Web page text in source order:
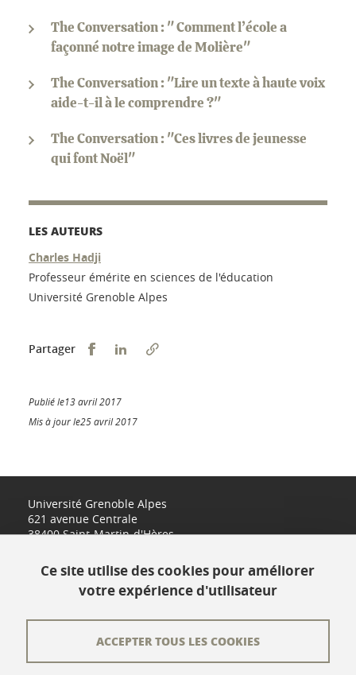
The Conversation : " Comment l’école a
façonné notre image de Molière"
The Conversation : "Lire un texte à haute voix
aide-t-il à le comprendre ?"
The Conversation : "Ces livres de jeunesse
qui font Noël"
LES AUTEURS
Charles Hadji
Professeur émérite en sciences de l'éducation
Université Grenoble Alpes
Partager Partager sur Facebook
Partager sur LinkedIn
Publié le13 avril 2017
Mis à jour le25 avril 2017
Université Grenoble Alpes
621 avenue Centrale
38400 Saint-Martin-d'Hères
L'équipe éditoriale
Ce site utilise des cookies pour améliorer
votre expérience d'utilisateur
ACCEPTER TOUS LES COOKIES